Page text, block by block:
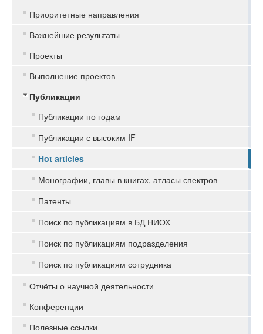
Приоритетные направления
Важнейшие результаты
Проекты
Выполнение проектов
Публикации
Публикации по годам
Публикации с высоким IF
Hot articles
Монографии, главы в книгах, атласы спектров
Патенты
Поиск по публикациям в БД НИОХ
Поиск по публикациям подразделения
Поиск по публикациям сотрудника
Отчёты о научной деятельности
Конференции
Полезные ссылки